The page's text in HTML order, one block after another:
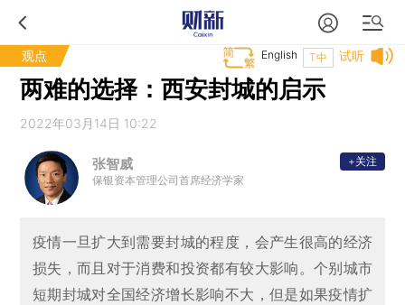
观点 试听
T中
English
两难的选择：西安封城的启示
2022年03月14日 10:22
张智威
保银资本管理公司首席经济学家
+关注
疫情一旦扩大到需要封城的程度，会产生很高的经济
损失，而且对于消费和投资都有较大影响。个别城市
短期封城对全国经济增长影响不大，但是如果疫情扩